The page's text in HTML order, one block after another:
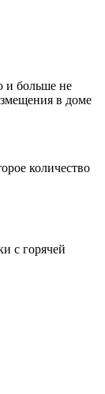
и больше не
в доме
количество
с горячей